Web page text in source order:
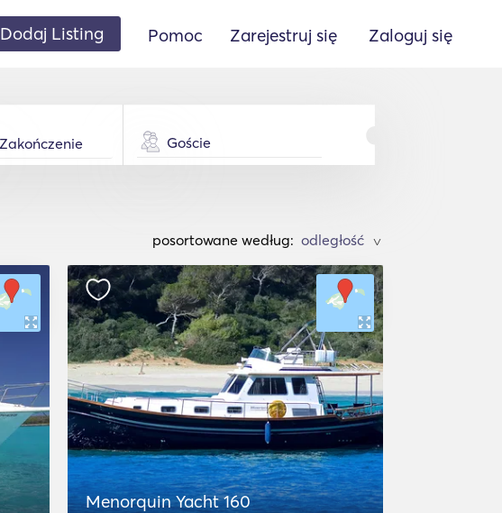
Dodaj Listing Pomoc Zarejestruj się Zaloguj się
Goście
posortowane według: >
Menorquin Yacht 160